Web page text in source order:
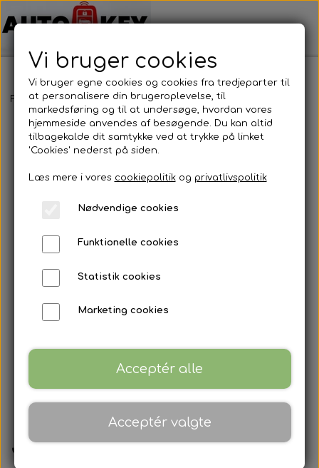
Forside Bilnøgler Jeep Nøglehus Jeep - Nøglehus
Jeep - Nøglehus
Vi bruger cookies
Vi bruger egne cookies og cookies fra tredjeparter til
at personalisere din brugeroplevelse, til
markedsføring og til at undersøge, hvordan vores
hjemmeside anvendes af besøgende. Du kan altid
tilbagekalde dit samtykke ved at trykke på linket
'Cookies' nederst på siden.
Læs mere i vores cookiepolitikog privatlivspolitik
Nødvendige cookies
Funktionelle cookies
Statistik cookies
Marketing cookies
Acceptér alle
Acceptér valgte